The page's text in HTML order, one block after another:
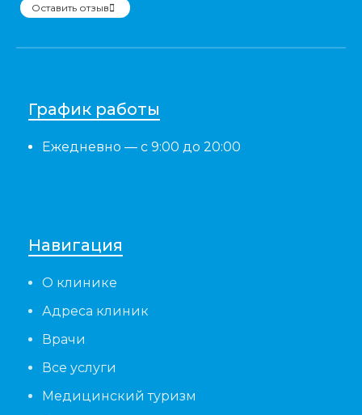
Оставить отзыв
График работы
Ежедневно — с 9:00 до 20:00
Навигация
О клинике
Адреса клиник
Врачи
Все услуги
Медицинский туризм